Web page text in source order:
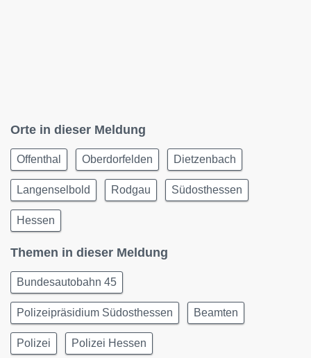
Orte in dieser Meldung
Offenthal Oberdorfelden Dietzenbach
Langenselbold Rodgau Südosthessen
Hessen
Themen in dieser Meldung
Bundesautobahn 45
Polizeipräsidium Südosthessen Beamten
Polizei Polizei Hessen